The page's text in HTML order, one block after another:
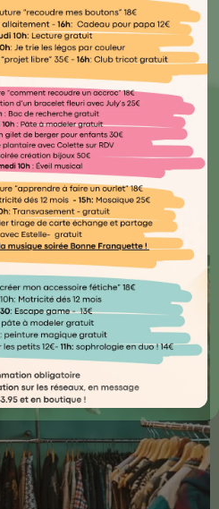
Kocoon
détail compte ! Plongez
et originalité se
vaste gamme de produits
artisans normands ou
renommées telles que